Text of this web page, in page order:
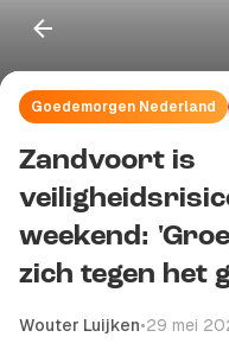
Goedemorgen Nederland
Zandvoort is
weekend:
zich tegen het
Wouter Luijken•29 mei